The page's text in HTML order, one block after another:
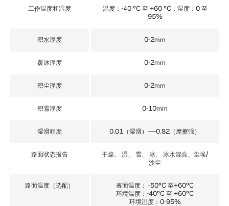
工作温度和湿度
温度：-40 ºC 至 +60 ºC；湿度：0 至
95%
积水厚度 0-2mm
覆冰厚度 0-2mm
积尘厚度 0-2mm
积雪厚度 0-10mm
湿滑程度 0.01（湿滑）----0.82（摩擦强）
路面状态报告
干燥、 湿、 雪、 冰、 冰水混合、尘埃/
沙尘
路面温度（选配）
表面温度： -50ºC 至+60ºC
环境温度：-40ºC 至 +60ºC
环境湿度：0-95%